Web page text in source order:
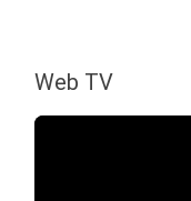
Web TV